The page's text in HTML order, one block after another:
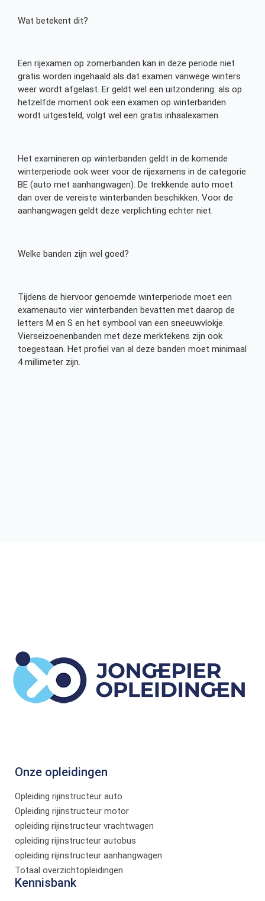
Wat betekent dit?
Een rijexamen op zomerbanden kan in deze periode niet
gratis worden ingehaald als dat examen vanwege winters
weer wordt afgelast. Er geldt wel een uitzondering: als op
hetzelfde moment ook een examen op winterbanden
wordt uitgesteld, volgt wel een gratis inhaalexamen.
Het examineren op winterbanden geldt in de komende
winterperiode ook weer voor de rijexamens in de categorie
BE (auto met aanhangwagen). De trekkende auto moet
dan over de vereiste winterbanden beschikken. Voor de
aanhangwagen geldt deze verplichting echter niet.
Welke banden zijn wel goed?
Tijdens de hiervoor genoemde winterperiode moet een
examenauto vier winterbanden bevatten met daarop de
letters M en S en het symbool van een sneeuwvlokje.
Vierseizoenenbanden met deze merktekens zijn ook
toegestaan. Het profiel van al deze banden moet minimaal
4 millimeter zijn.
Onze opleidingen
Opleiding rijinstructeur auto
Opleiding rijinstructeur motor
opleiding rijinstructeur vrachtwagen
opleiding rijinstructeur autobus
opleiding rijinstructeur aanhangwagen
Totaal overzichtopleidingen
Kennisbank